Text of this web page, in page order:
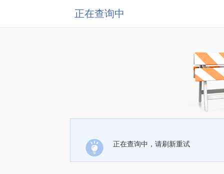
正在查询中
正在查询中，请刷新重试